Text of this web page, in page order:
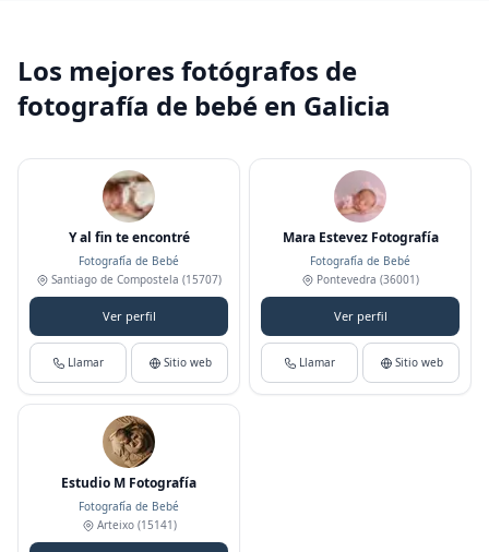
Los mejores fotógrafos de
fotografía de bebé en Galicia
Y al fin te encontré
Fotografía de Bebé
Santiago de Compostela (15707)
Ver perfil
Llamar Sitio web
Mara Estevez Fotografía
Fotografía de Bebé
Pontevedra (36001)
Ver perfil
Llamar Sitio web
Estudio M Fotografía
Fotografía de Bebé
Arteixo(15141)